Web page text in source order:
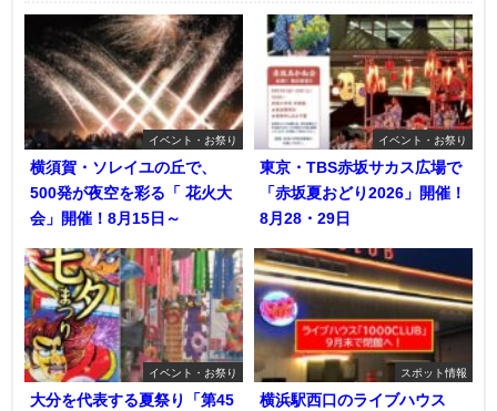
イベント・お祭り
横須賀・ソレイユの丘で、
500発が夜空を彩る「 花火大
会」開催！8月15日～
イベント・お祭り
東京・TBS赤坂サカス広場で
「赤坂夏おどり2026」開催！
8月28・29日
イベント・お祭り
大分を代表する夏祭り「第45
スポット情報
横浜駅西口のライブハウス